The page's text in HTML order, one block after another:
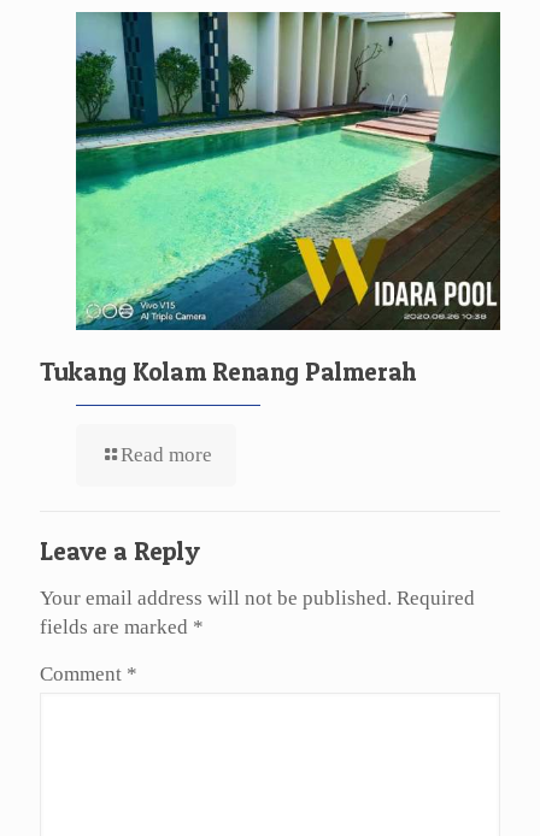
Tukang Kolam Renang Palmerah
Read more
Leave a Reply
Your email address will not be published. Required
fields are marked *
Comment *